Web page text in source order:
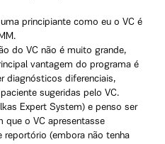
principiante como eu o VC é
do VC não é muito grande,
vantagem do programa é
diagnósticos diferenciais,
sugeridas pelo VC.
Expert System) e penso ser
que o VC apresentasse
reportório (embora não tenha